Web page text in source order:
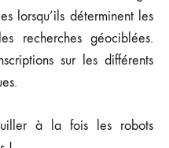
lorsqu’ils déterminent les
recherches géociblées.
sur les différents
à la fois les robots